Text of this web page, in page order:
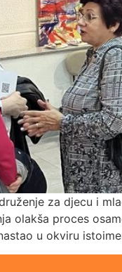
za djecu i
olakša proces
u okviru